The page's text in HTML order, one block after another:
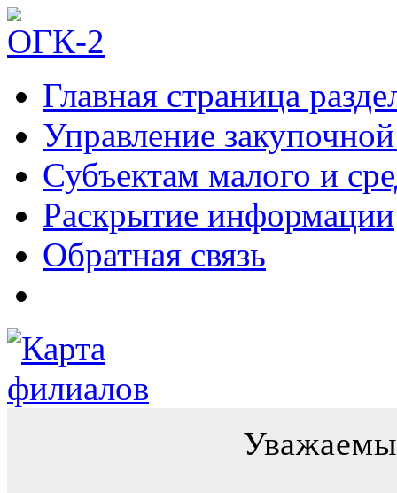
Главная страница
Управление
Субъектам малого и
Раскрытие информации
Обратная связь